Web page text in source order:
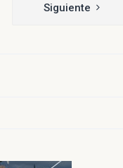
Siguiente